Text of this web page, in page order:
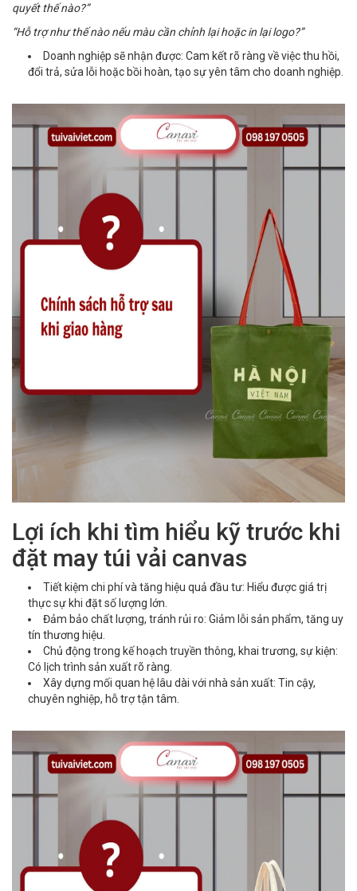
quyết thế nào?”
“Hỗ trợ như thế nào nếu màu cần chỉnh lại hoặc in lại logo?”
Doanh nghiệp sẽ nhận được: Cam kết rõ ràng về việc thu hồi,
đổi trả, sửa lỗi hoặc bồi hoàn, tạo sự yên tâm cho doanh nghiệp.
Lợi ích khi tìm hiểu kỹ trước khi
đặt may túi vải canvas
Tiết kiệm chi phí và tăng hiệu quả đầu tư: Hiểu được giá trị
thực sự khi đặt số lượng lớn.
Đảm bảo chất lượng, tránh rủi ro: Giảm lỗi sản phẩm, tăng uy
tín thương hiệu.
Chủ động trong kế hoạch truyền thông, khai trương, sự kiện:
Có lịch trình sản xuất rõ ràng.
Xây dựng mối quan hệ lâu dài với nhà sản xuất: Tin cậy,
chuyên nghiệp, hỗ trợ tận tâm.